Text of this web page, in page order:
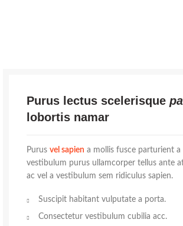
Purus lectus scelerisque
lobortis namar
Purus vel sapien a mollis fusce parturient a
vestibulum purus ullamcorper tellus ante
ac vel a vestibulum sem ridiculus sapien.
Suscipit habitant vulputate a porta.
Consectetur vestibulum cubilia acc.